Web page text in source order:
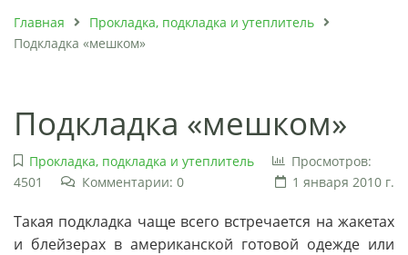
Главная
Прокладка, подкладка и утеплитель
Подкладка «мешком»
Подкладка «мешком»
Прокладка, подкладка и утеплитель
Просмотров:
4501
Комментарии: 0 1 января 2010 г.
Такая подкладка чаще всего встречается на жакетах
и блейзерах в американской готовой одежде или